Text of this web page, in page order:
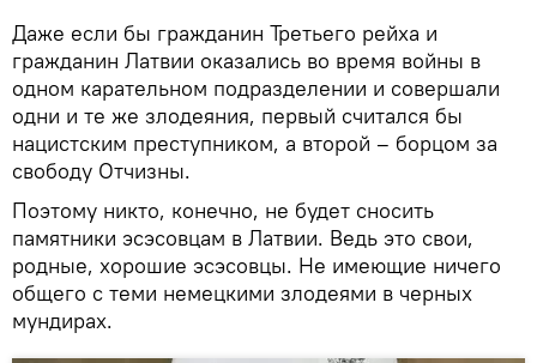
Даже если бы гражданин Третьего рейха и
гражданин Латвии оказались во время войны в
одном карательном подразделении и совершали
одни и те же злодеяния, первый считался бы
нацистским преступником, а второй – борцом за
свободу Отчизны.
Поэтому никто, конечно, не будет сносить
памятники эсэсовцам в Латвии. Ведь это свои,
родные, хорошие эсэсовцы. Не имеющие ничего
общего с теми немецкими злодеями в черных
мундирах.